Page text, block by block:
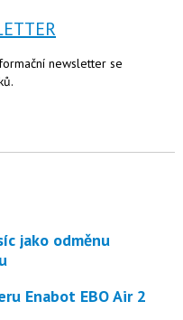
newsletter se
Enabot EBO Air 2